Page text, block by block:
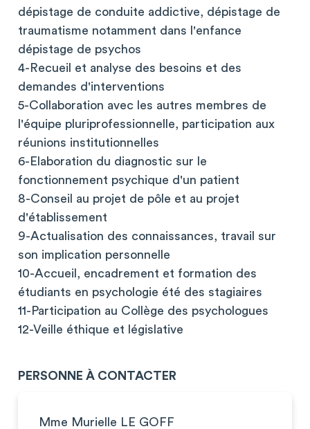
dépistage de conduite addictive, dépistage de
traumatisme notamment dans l'enfance
dépistage de psychos
4-Recueil et analyse des besoins et des
demandes d'interventions
5-Collaboration avec les autres membres de
l'équipe pluriprofessionnelle, participation aux
réunions institutionnelles
6-Elaboration du diagnostic sur le
fonctionnement psychique d'un patient
8-Conseil au projet de pôle et au projet
d'établissement
9-Actualisation des connaissances, travail sur
son implication personnelle
10-Accueil, encadrement et formation des
étudiants en psychologie été des stagiaires
11-Participation au Collège des psychologues
12-Veille éthique et législative
PERSONNE À CONTACTER
Mme Murielle LE GOFF